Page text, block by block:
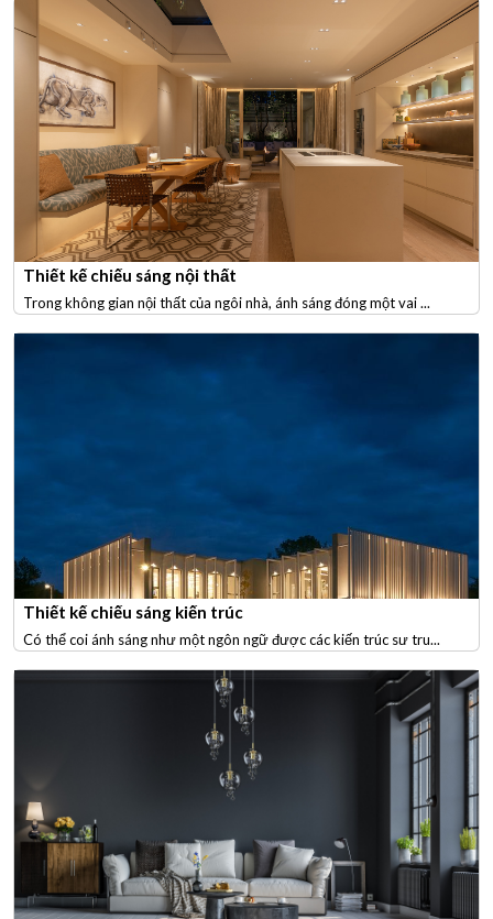
Thiết kế chiếu sáng nội thất
Trong không gian nội thất của ngôi nhà, ánh sáng đóng một vai ...
Thiết kế chiếu sáng kiến trúc
Có thể coi ánh sáng như một ngôn ngữ được các kiến trúc sư tru...